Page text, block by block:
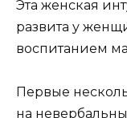
Эта женская
развита у
воспитанием
Первые
на